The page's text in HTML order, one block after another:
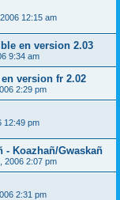
12:15 am
en version 2.03
9:34 am
version fr 2.02
2:29 pm
12:49 pm
- Koazhañ/Gwaskañ
2006 2:07 pm
2:31 pm